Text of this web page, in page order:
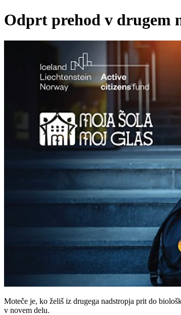
Odprt prehod v drugem
Moteče je, ko želiš iz drugega nadstropja prit do
v novem delu.